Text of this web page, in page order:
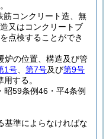
筋コンクリート造、無
又はコンクリートブ
点検することができ
炉の位置、構造及び管
1号 第7号及び第9号
する。
59条例46・平4条例
基準によらなければな